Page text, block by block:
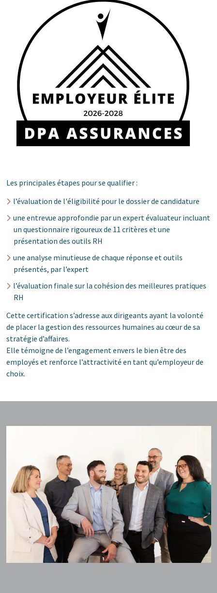
Les principales étapes pour se qualifier :
l’évaluation de l'éligibilité pour le dossier de candidature
une entrevue approfondie par un expert évaluateur incluant
un questionnaire rigoureux de 11 critères et une
présentation des outils RH
une analyse minutieuse de chaque réponse et outils
présentés, par l’expert
l’évaluation finale sur la cohésion des meilleures pratiques
RH
Cette certification s’adresse aux dirigeants ayant la volonté
de placer la gestion des ressources humaines au cœur de sa
stratégie d’affaires.
Elle témoigne de l’engagement envers le bien être des
employés et renforce l’attractivité en tant qu’employeur de
choix.